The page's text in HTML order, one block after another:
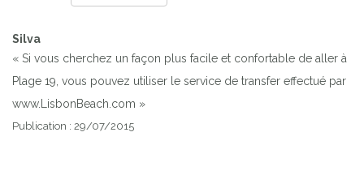
Previous Next
Silva
« Si vous cherchez un façon plus facile et confortable de aller à
Plage 19, vous pouvez utiliser le service de transfer effectué par
www.LisbonBeach.com »
Publication : 29/07/2015